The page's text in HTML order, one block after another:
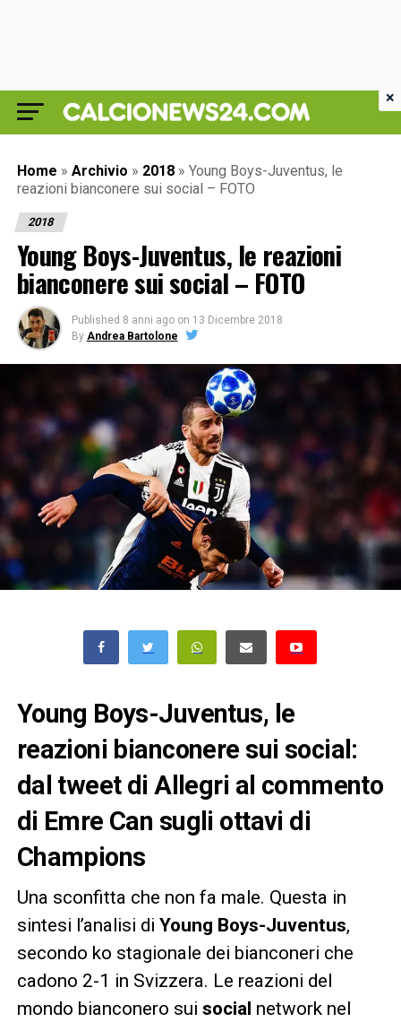
Home » Archivio » 2018 » Young Boys-Juventus, le
reazioni bianconere sui social – FOTO
2018
Young Boys-Juventus, le reazioni
bianconere sui social – FOTO
Published 8 anni ago on 13 Dicembre 2018
By Andrea Bartolone
Young Boys-Juventus, le
reazioni bianconere sui social:
dal tweet di Allegri al commento
di Emre Can sugli ottavi di
Champions
Una sconfitta che non fa male. Questa in
sintesi l’analisi di Young Boys-Juventus,
secondo ko stagionale dei bianconeri che
cadono 2-1 in Svizzera. Le reazioni del
mondo bianconero sui social network nel
×